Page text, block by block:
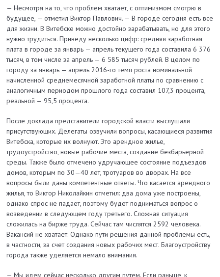
— Несмотря на то, что проблем хватает, с оптимизмом смотрю в
будущее, — отметил Виктор Павлович. — В городе сегодня есть все
для жизни. В Витебске можно до­стойно зарабатывать, но для этого
нужно трудиться. Приведу несколько цифр: средняя заработная
плата в городе за январь — апрель текущего года составила 6 376
тысяч, в том числе за апрель — 6 585 тысяч рублей. В целом по
городу за январь — апрель 2016-го темп роста номинальной
начисленной среднемесячной заработной платы по сравнению с
аналогичным периодом прошлого года составил 107,3 процента,
реальной — 95,5 процента.
После доклада представители городской власти выслушали
присутствующих. Делегаты озвучили вопросы, касающиеся развития
Витебска, которые их волнуют. Это арендное жилье,
трудоустройство, новые рабочие места, создание безбарьерной
среды. Также было отмечено удручающее состояние подъездов
домов, которым по 30—40 лет, тротуаров во дворах. На все
вопросы были даны компетентные ответы. Что касается арендного
жилья, то Виктор Николайкин отметил: два дома уже построены,
однако спрос не падает, поэтому будет подниматься вопрос о
возведении в следующем году третьего. Сложная ситуация
сложилась на бирже труда. Сейчас там числятся 2592 человека.
Вакансий не хватает. Однако пути решения данной проблемы есть,
в частности, за счет создания новых рабочих мест. Благоустройству
города также уделяется немало внимания.
— Мы идем сейчас несколько другим путем. Если раньше, к